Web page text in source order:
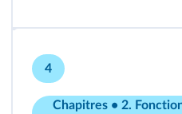
4
Chapitres • 2.